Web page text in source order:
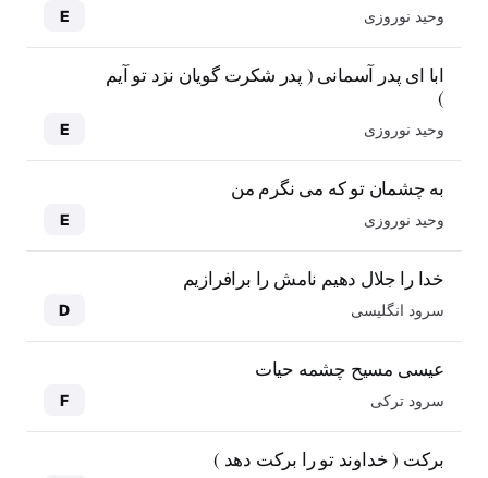
وحید نوروزی E
ابا ای پدر آسمانی ( پدر شکرت گویان نزد تو آیم
)
وحید نوروزی E
به چشمان تو که می نگرم من
وحید نوروزی E
خدا را جلال دهیم نامش را برافرازیم
سرود انگلیسی D
عیسی مسیح چشمه حیات
سرود ترکی F
برکت ( خداوند تو را برکت دهد )